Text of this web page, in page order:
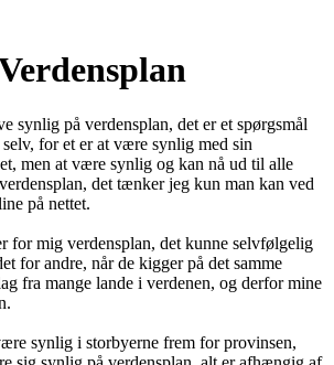
synlig på verdensplan, det er et spørgsmål
for et er at være synlig med sin
men at være synlig og kan nå ud til alle
det tænker jeg kun man kan ved
på nettet.
for mig verdensplan, det kunne selvfølgelig
for andre, når de kigger på det samme
fra mange lande i verdenen, og derfor mine
synlig i storbyerne frem for provinsen,